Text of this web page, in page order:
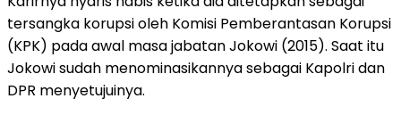
tersangka korupsi oleh Komisi Pemberantasan Korupsi
(KPK) pada awal masa jabatan Jokowi (2015). Saat itu
Jokowi sudah menominasikannya sebagai Kapolri dan
DPR menyetujuinya.